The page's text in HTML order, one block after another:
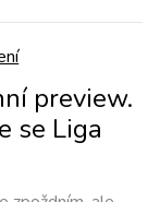
preview.
se Liga